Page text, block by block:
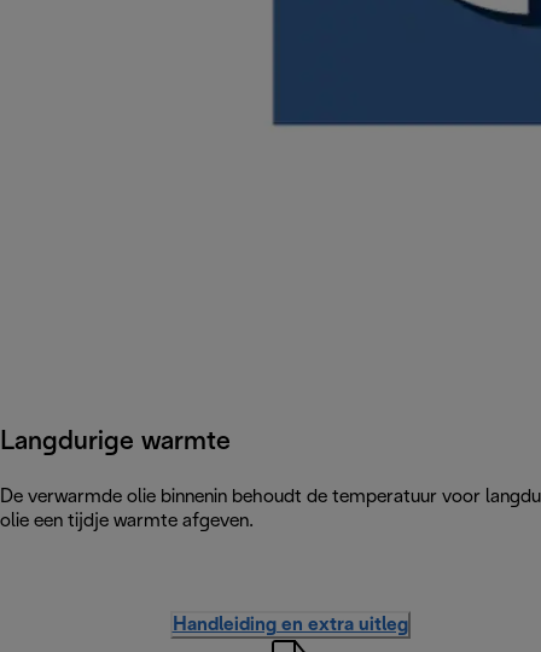
Langdurige warmte
De verwarmde olie binnenin behoudt de temperatuur voor
olie een tijdje warmte afgeven.
Handleiding en extra uitleg